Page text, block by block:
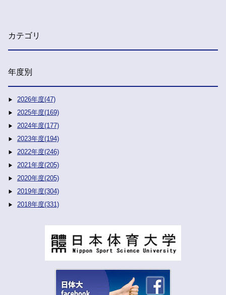
カテゴリ
年度別
2026年度(47)
2025年度(169)
2024年度(177)
2023年度(194)
2022年度(246)
2021年度(205)
2020年度(205)
2019年度(304)
2018年度(331)